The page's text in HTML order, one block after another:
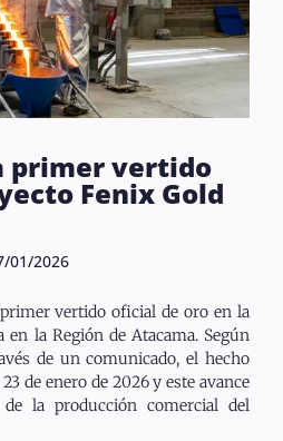
primer vertido
Fenix Gold
01/2026
vertido oficial de oro en la
en la Región de Atacama. Según
de un comunicado, el hecho
de enero de 2026 y este avance
la producción comercial del